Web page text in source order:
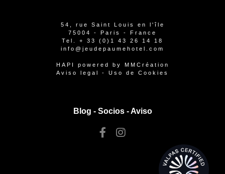
54, rue Saint Louis en l'île
75004 - Paris - France
Tel. + 33 (0)1 43 26 14 18
info@jeudepaumehotel.com
HAPI powered by
MMCréation
Aviso legal
- Uso de Cookies
Blog - Socios-Aviso